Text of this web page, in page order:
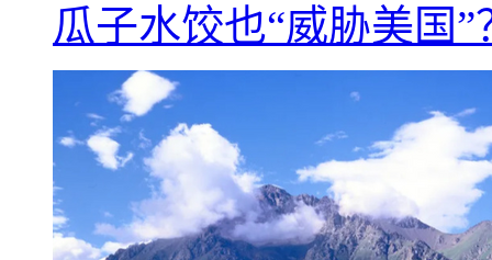
瓜子水饺也“威胁美国”